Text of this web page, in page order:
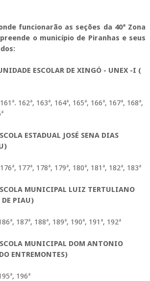
funcionarão as seções da 40ª Zona
o município de Piranhas e seus
ESCOLAR DE XINGÓ - UNEX -I (
162ª, 163ª, 164ª, 165ª, 166ª, 167ª, 168ª,
ESTADUAL JOSÉ SENA DIAS
177ª, 178ª, 179ª, 180ª, 181ª, 182ª, 183ª
MUNICIPAL LUIZ TERTULIANO
DE PIAU)
187ª, 188ª, 189ª, 190ª, 191ª, 192ª
MUNICIPAL DOM ANTONIO
ENTREMONTES)
196ª